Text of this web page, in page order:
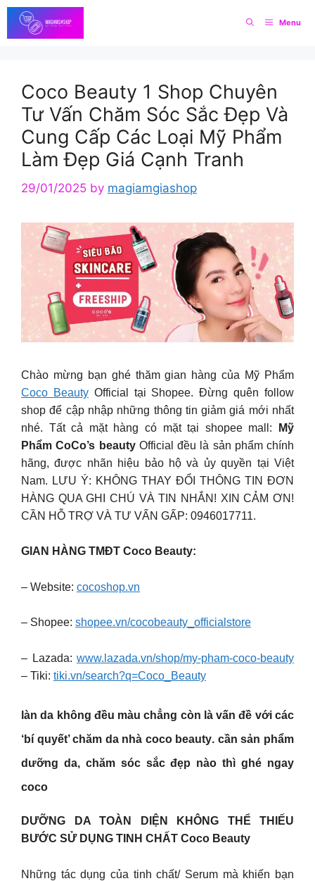
Skip
to
content
Menu
Coco Beauty 1 Shop Chuyên
Tư Vấn Chăm Sóc Sắc Đẹp Và
Cung Cấp Các Loại Mỹ Phẩm
Làm Đẹp Giá Cạnh Tranh
29/01/2025 by magiamgiashop
Chào mừng bạn ghé thăm gian hàng của Mỹ Phẩm
Coco BeautyOfficial tại Shopee. Đừng quên follow
shop để cập nhập những thông tin giảm giá mới nhất
nhé. Tất cả mặt hàng có mặt tại shopee mall:
Mỹ
Phẩm CoCo’s beautyOfficial đều là sản phẩm chính
hãng, được nhãn hiệu bảo hộ và ủy quyền tại Việt
Nam. LƯU Ý: KHÔNG THAY ĐỔI THÔNG TIN ĐƠN
HÀNG QUA GHI CHÚ VÀ TIN NHẮN! XIN CẢM ƠN!
CẦN HỖ TRỢ VÀ TƯ VẤN GẤP: 0946017711.
GIAN HÀNG TMĐT Coco Beauty:
– Website: cocoshop.vn
– Shopee: shopee.vn/cocobeauty_officialstore
– Lazada: www.lazada.vn/shop/my-pham-coco-beauty
– Tiki: tiki.vn/search?q=Coco_Beauty
làn da không đều màu chẳng còn là vấn đề với các
‘bí quyết’ chăm da nhà coco beauty. cần sản phẩm
dưỡng da, chăm sóc sắc đẹp nào thì ghé ngay
coco
DƯỠNG DA TOÀN DIỆN KHÔNG THỂ THIẾU
BƯỚC SỬ DỤNG TINH CHẤT Coco Beauty
Những tác dụng của tinh chất/ Serum mà khiến bạn